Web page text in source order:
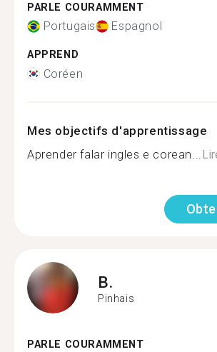
PARLE COURAMMENT
Portugais Espagnol
APPREND
Coréen
Mes objectifs d'apprentissage
Aprender falar ingles e corean...
B.
Pinhais
PARLE COURAMMENT